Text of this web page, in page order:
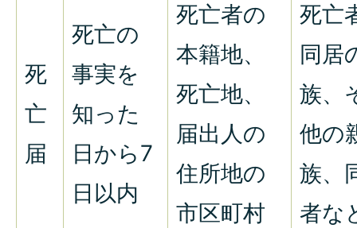
死
亡
届
死亡の
事実を
知った
日から7
日以内
死亡者の
本籍地、
死亡地、
届出人の
住所地の
市区町村
死亡
同居
族、
他の
族、
者な